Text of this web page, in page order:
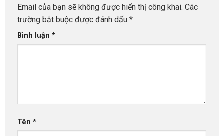
Email của bạn sẽ không được hiển thị công khai. Các
trường bắt buộc được đánh dấu *
Bình luận *
Tên *